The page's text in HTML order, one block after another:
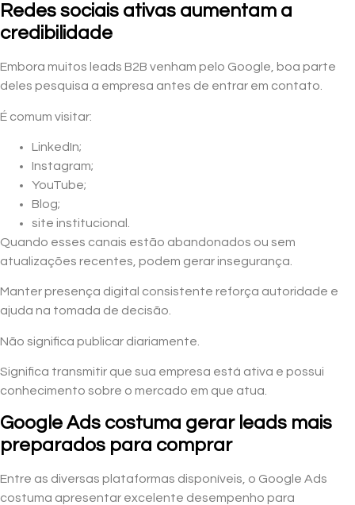
Redes sociais ativas aumentam a
credibilidade
Embora muitos leads B2B venham pelo Google, boa parte
deles pesquisa a empresa antes de entrar em contato.
É comum visitar:
LinkedIn;
Instagram;
YouTube;
Blog;
site institucional.
Quando esses canais estão abandonados ou sem
atualizações recentes, podem gerar insegurança.
Manter presença digital consistente reforça autoridade e
ajuda na tomada de decisão.
Não significa publicar diariamente.
Significa transmitir que sua empresa está ativa e possui
conhecimento sobre o mercado em que atua.
Google Ads costuma gerar leads mais
preparados para comprar
Entre as diversas plataformas disponíveis, o Google Ads
costuma apresentar excelente desempenho para